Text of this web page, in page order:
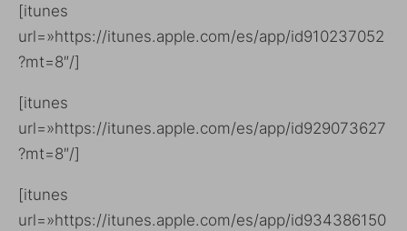
[itunes
url=»https://itunes.apple.com/es/app/id910237052
?mt=8″/]
[itunes
url=»https://itunes.apple.com/es/app/id929073627
?mt=8″/]
[itunes
url=»https://itunes.apple.com/es/app/id934386150